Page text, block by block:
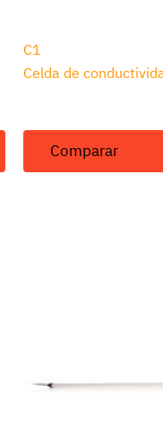
C1
Celda de
Comparar